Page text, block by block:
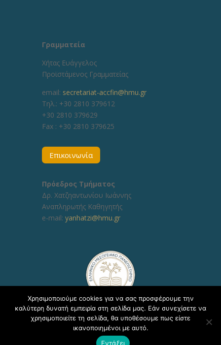
Γραμματεία
Χήτας Ευάγγελος
Προϊστάμενος Γραμματείας
email: secretariat-accfin@hmu.gr
Τηλ.: +30 2810 379612
+30 2810 379629
Fax : +30 2810 379625
Επικοινωνία
Πρόεδρος Τμήματος
Δρ. Χατζηαντωνίου Ιωάννης
Αναπληρωτής Καθηγητής
e-mail: yanhatzi@hmu.gr
Copyright © 2020, ΕΛΜΕΠΑ Τμήμα Υποστήριξης
Χρησιμοποιούμε cookies για να σας προσφέρουμε την
καλύτερη δυνατή εμπειρία στη σελίδα μας. Εάν συνεχίσετε να
χρησιμοποιείτε τη σελίδα, θα υποθέσουμε πως είστε
ικανοποιημένοι με αυτό.
Εντάξει